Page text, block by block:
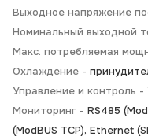
Выходное напряжение
Номинальный выходной
Макс. потребляемая
Охлаждение -
Управление и контроль -
Мониторинг - RS485
(ModBUS TCP), Ethernet